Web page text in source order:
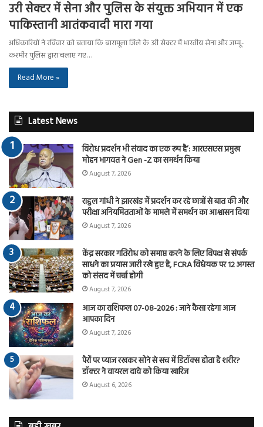
उरी सेक्टर में सेना और पुलिस के संयुक्त अभियान में एक
पाकिस्तानी आतंकवादी मारा गया
अधिकारियों ने रविवार को बताया कि बारामूला जिले के उरी सेक्टर में भारतीय सेना और जम्मू-
कश्मीर पुलिस द्वारा चलाए गए…
Read More »
Latest News
विरोध प्रदर्शन भी संवाद का एक रूप है’: आरएसएस प्रमुख
मोहन भागवत ने Gen -Z का समर्थन किया
August 7, 2026
राहुल गांधी ने झारखंड में प्रदर्शन कर रहे छात्रों से बात की और
परीक्षा अनियमितताओं के मामले में समर्थन का आश्वासन दिया
August 7, 2026
केंद्र सरकार गतिरोध को समाप्त करने के लिए विपक्ष से संपर्क
साधने का प्रयास जारी रखे हुए है, FCRA विधेयक पर 12 अगस्त
को संसद में चर्चा होगी
August 7, 2026
आज का राशिफल 07-08-2026 : जाने कैसा रहेगा आज
आपका दिन
August 7, 2026
पैरों पर प्याज रखकर सोने से सच में डिटॉक्स होता है शरीर?
डॉक्टर ने वायरल दावे को किया खारिज
August 6, 2026